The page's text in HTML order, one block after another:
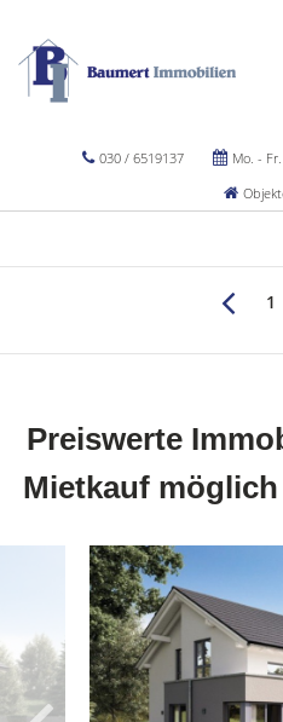
030 / 6519137 Mo. -
1
Preiswerte
Mietkauf